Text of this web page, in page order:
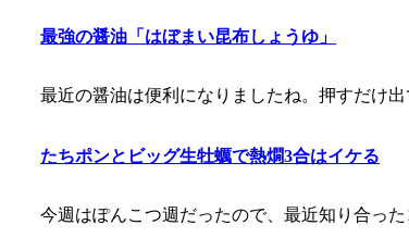
最強の醤油「はぼまい昆布しょうゆ」
最近の醤油は便利になりましたね。押すだけ
たちポンとビッグ生牡蠣で熱燗3合はイケる
今週はぽんこつ週だったので、最近知り合っ